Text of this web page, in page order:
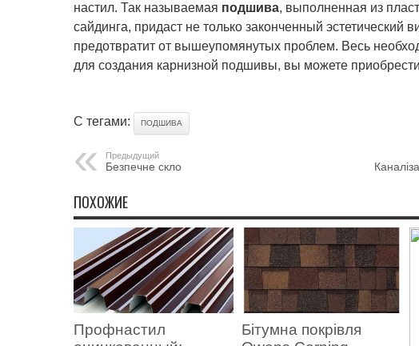
настил. Так называемая подшива, выполненная из
сайдинга, придаст не только законченный эстетический
предотвратит от вышеупомянутых проблем. Весь
для создания карнизной подшивы, вы можете
С тегами: ПОДШИВА
Предыдущий
Безпечне скло
ПОХОЖИЕ
Профнастил
Бітумна покрівля